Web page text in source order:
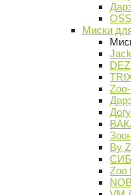
Миски
By
Zoo